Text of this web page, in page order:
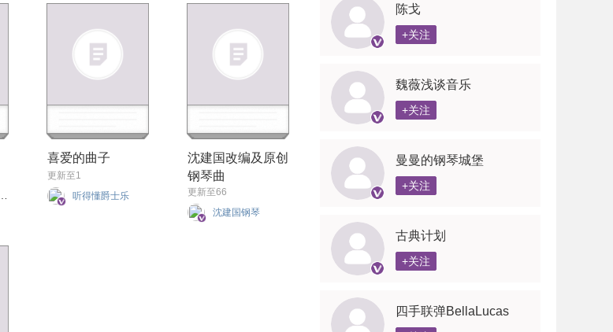
喜爱的曲子
更新至1
听得懂爵士乐
沈建国改编及原创
钢琴曲
更新至66
沈建国钢琴
陈戈
+关注
魏薇浅谈音乐
+关注
曼曼的钢琴城堡
+关注
古典计划
+关注
四手联弹BellaLucas